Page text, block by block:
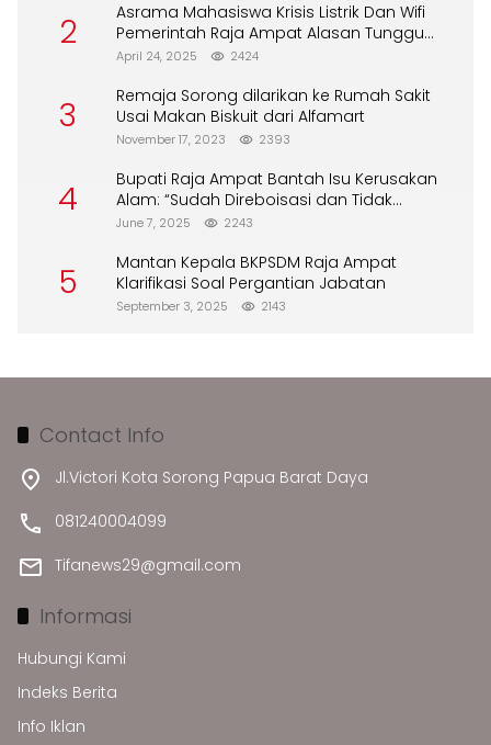
2
Asrama Mahasiswa Krisis Listrik Dan Wifi
Pemerintah Raja Ampat Alasan Tunggu
DPA
April 24, 2025 2424
3
Remaja Sorong dilarikan ke Rumah Sakit
Usai Makan Biskuit dari Alfamart
November 17, 2023 2393
4
Bupati Raja Ampat Bantah Isu Kerusakan
Alam: “Sudah Direboisasi dan Tidak
Merusak Lingkungan”
June 7, 2025 2243
5
Mantan Kepala BKPSDM Raja Ampat
Klarifikasi Soal Pergantian Jabatan
September 3, 2025 2143
Contact Info
Jl.Victori Kota Sorong Papua Barat Daya
081240004099
Tifanews29@gmail.com
Informasi
Hubungi Kami
Indeks Berita
Info Iklan